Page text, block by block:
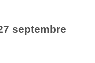
septembre